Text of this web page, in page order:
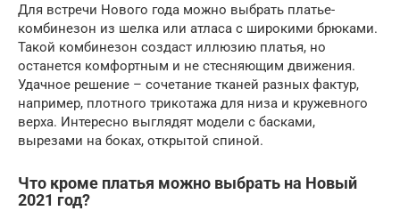
Для встречи Нового года можно выбрать платье-
комбинезон из шелка или атласа с широкими брюками.
Такой комбинезон создаст иллюзию платья, но
останется комфортным и не стесняющим движения.
Удачное решение – сочетание тканей разных фактур,
например, плотного трикотажа для низа и кружевного
верха. Интересно выглядят модели с басками,
вырезами на боках, открытой спиной.
Что кроме платья можно выбрать на Новый
2021 год?